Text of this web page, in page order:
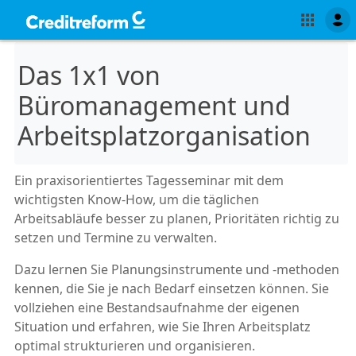
Das 1x1 von
Büromanagement und
Arbeitsplatzorganisation
Ein praxisorientiertes Tagesseminar mit dem
wichtigsten Know-How, um die täglichen
Arbeitsabläufe besser zu planen, Prioritäten richtig zu
setzen und Termine zu verwalten.
Dazu lernen Sie Planungsinstrumente und -methoden
kennen, die Sie je nach Bedarf einsetzen können. Sie
vollziehen eine Bestandsaufnahme der eigenen
Situation und erfahren, wie Sie Ihren Arbeitsplatz
optimal strukturieren und organisieren.